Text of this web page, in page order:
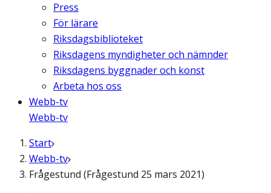
Press
För lärare
Riksdagsbiblioteket
Riksdagens myndigheter och nämnder
Riksdagens byggnader och konst
Arbeta hos oss
Webb-tv
Webb-tv
Start
Webb-tv
Frågestund (Frågestund 25 mars 2021)